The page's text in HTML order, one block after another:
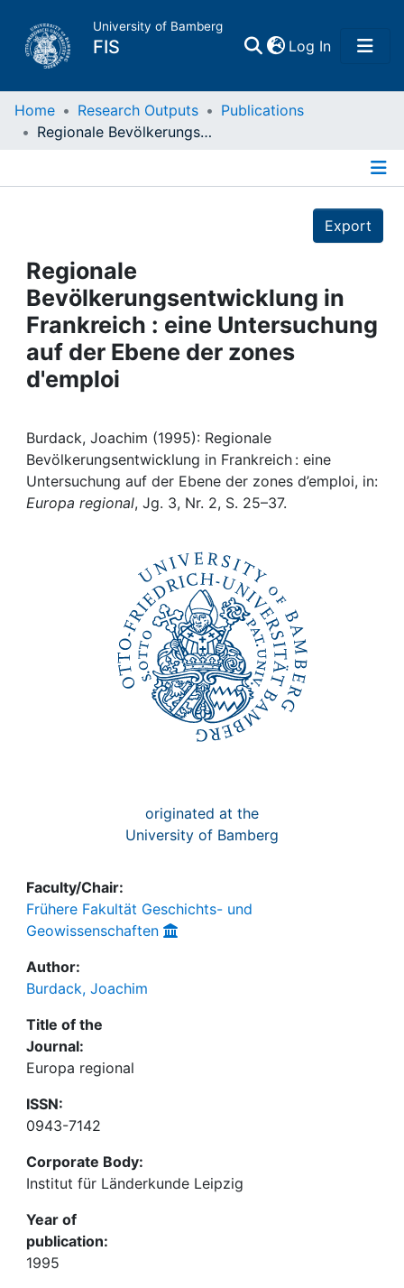
University of Bamberg
FIS Log In(current)
Home
Projects
People
Institutions
My FIS
Help
Home Research Outputs
Publications
Regionale Bevölkerungsentwicklung in Frankreich : eine Untersuchung auf der Ebene der zones d'emploi
Export
Regionale
Bevölkerungsentwicklung in
Frankreich : eine Untersuchung
auf der Ebene der zones
d'emploi
Burdack, Joachim (1995): Regionale
Bevölkerungsentwicklung in Frankreich : eine
Untersuchung auf der Ebene der zones d’emploi, in:
Europa regional, Jg. 3, Nr. 2, S. 25–37.
originated at the
University of Bamberg
Faculty/Chair:
Frühere Fakultät Geschichts- und
Geowissenschaften
Author:
Burdack, Joachim
Title of the
Journal:
Europa regional
ISSN:
0943-7142
Corporate Body:
Institut für Länderkunde Leipzig
Year of
publication:
1995